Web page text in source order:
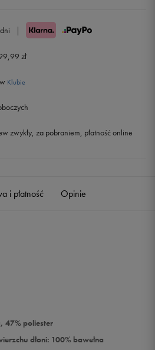
|
zł
Klubie
zwykły, za pobraniem, płatność online
i płatność Opinie
47% poliester
dłoni: 100% bawełna